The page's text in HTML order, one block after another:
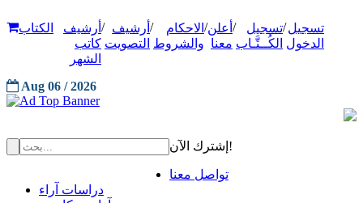
تسجيل
الدخول
/تسجيل
الكُــتَّـاب
/ أعلن
معنا
/ الاحكام
والشروط
/ أرشيف
التصويت
/ أرشيف
كاتب
الشهر
الكتاب
Aug 06 / 2026
إشترك الآن!
تواصل معنا
دراسات آراء